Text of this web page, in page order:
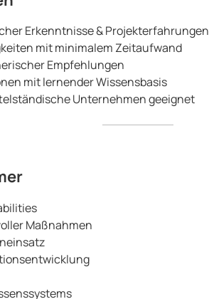
Erkenntnisse & Projekterfahrungen
mit minimalem Zeitaufwand
Empfehlungen
mit lernender Wissensbasis
Unternehmen geeignet
Maßnahmen